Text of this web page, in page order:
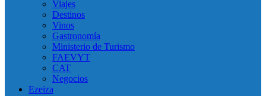
Viajes
Destinos
Vinos
Gastronomía
Ministerio de Turismo
FAEVYT
CAT
Negocios
Ezeiza